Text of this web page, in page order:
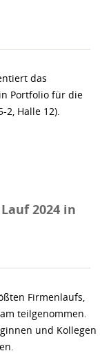
das
Portfolio für die
2, Halle 12).
2024 in
Firmenlaufs,
teilgenommen.
und Kollegen